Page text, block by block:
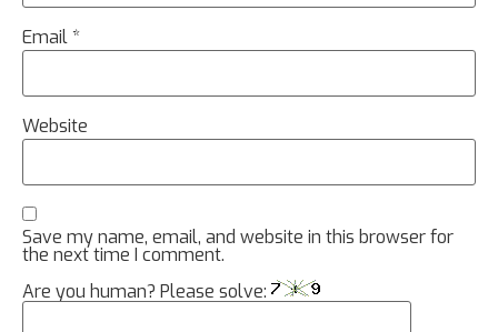
Email*
Website
Save my name, email, and website in this browser for
the next time I comment.
Are you human? Please solve: